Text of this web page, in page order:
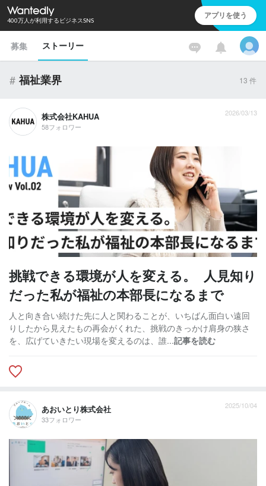
400万人が利用するビジネスSNS アプリを使う
募集 ストーリー
# 福祉業界 13 件
株式会社KAHUA
58フォロワー
2026/03/13
挑戦できる環境が人を変える。 人見知り
だった私が福祉の本部長になるまで
人と向き合い続けた先に人と関わることが、いちばん面白い遠回
りしたから見えたもの再会がくれた、挑戦のきっかけ肩身の狭さ
を、広げていきたい現場を変えるのは、誰...記事を読む
あおいとり株式会社
33フォロワー
2025/10/04